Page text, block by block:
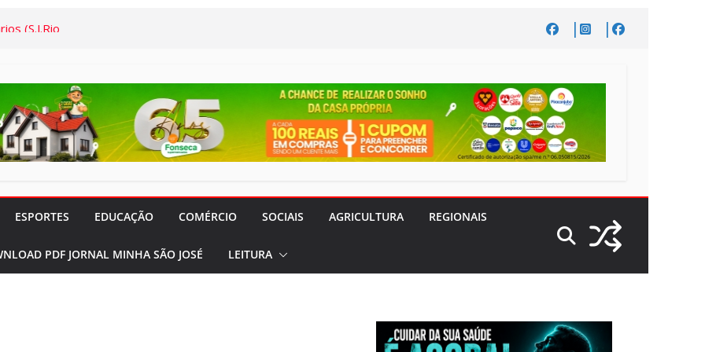
do Legislativo
(S.J.Rio
completa
trabalho e
ESPORTES EDUCAÇÃO COMÉRCIO SOCIAIS AGRICULTURA REGIONAIS
PDF JORNAL MINHA SÃO JOSÉ LEITURA